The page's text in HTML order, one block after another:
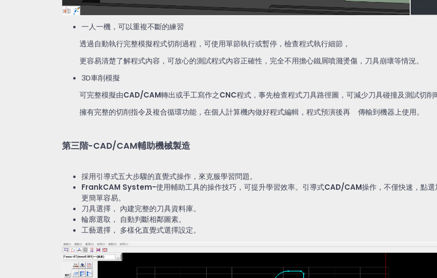
一人一機，可以重複不斷的練習
透過自動執行完整模擬程式切削過程，可使用單節執行或暫停，檢查程式執行細節，
更容易清楚了解程式內容，可放心的測試程式內容正確性，完全不用擔心鐵屑噴濺燙傷，刀具崩壞等情況。
3D車削模擬
可完整模擬由CAD/CAM轉出或手工寫作之CNC程式，事先檢查程式刀具路徑圖，可減少刀具碰撞及測試切削
擁有完整的切削指令及複合循環功能，在個人計算機內做好程式編輯，程式預演後再
傳輸到機器上使用。
第三階-CAD/CAM輔助機械製造
採用引導式五大步驟的直覺式操作，來克服學習問題。
FrankCAM System-使用輔助工具的操作技巧，可提升學習效率。引導式CAD/CAM操作，不僅快速，點
更簡單容易。
刀具選擇， 內建完整的刀具資料庫。
輪廓選取， 自動判斷相鄰圖素。
工藝選擇， 多樣化直覺式選擇設定。